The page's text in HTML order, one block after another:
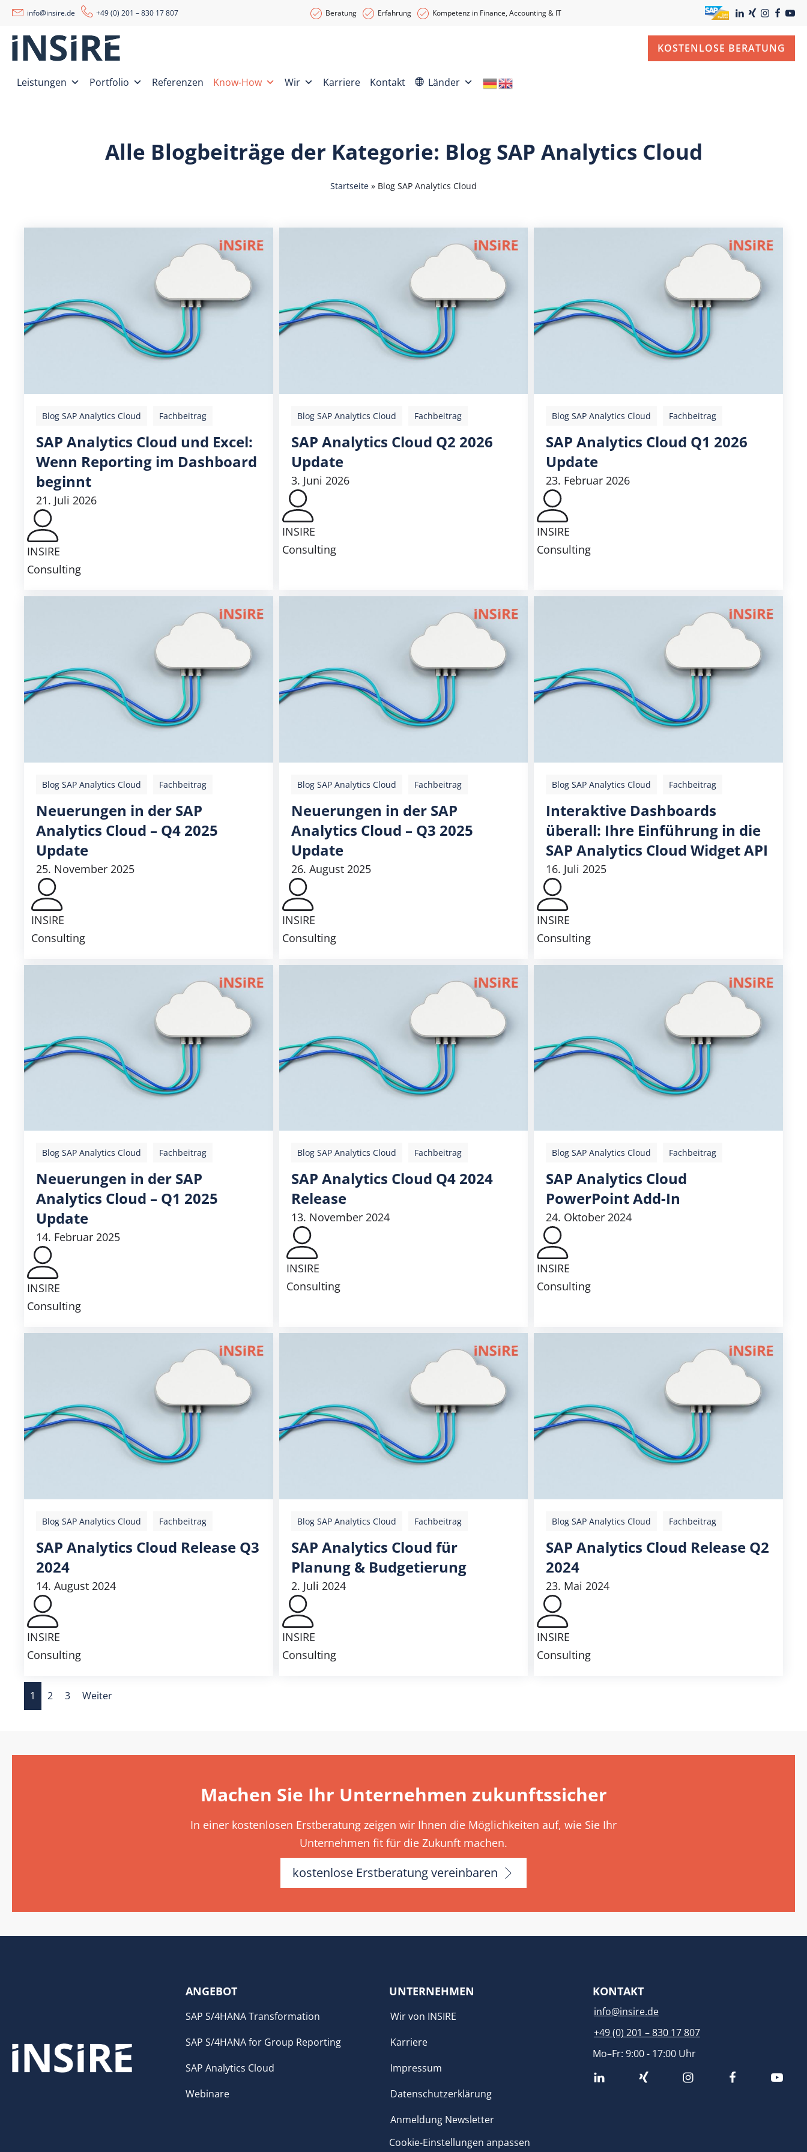
info@insire.de +49 (0) 201 – 830 17 807 Beratung Erfahrung Kompetenz in Finance, Accounting & IT
KOSTENLOSE BERATUNG
Leistungen Portfolio Referenzen Know-How Wir Karriere Kontakt Länder
Alle Blogbeiträge der Kategorie: Blog SAP Analytics Cloud
Startseite » Blog SAP Analytics Cloud
Blog SAP Analytics Cloud Fachbeitrag
SAP Analytics Cloud und Excel:
Wenn Reporting im Dashboard
beginnt
21. Juli 2026
INSIRE
Consulting
Blog SAP Analytics Cloud Fachbeitrag
SAP Analytics Cloud Q2 2026
Update
3. Juni 2026
INSIRE
Consulting
Blog SAP Analytics Cloud Fachbeitrag
SAP Analytics Cloud Q1 2026
Update
23. Februar 2026
INSIRE
Consulting
Blog SAP Analytics Cloud Fachbeitrag
Neuerungen in der SAP
Analytics Cloud – Q4 2025
Update
25. November 2025
INSIRE
Consulting
Blog SAP Analytics Cloud Fachbeitrag
Neuerungen in der SAP
Analytics Cloud – Q3 2025
Update
26. August 2025
INSIRE
Consulting
Blog SAP Analytics Cloud Fachbeitrag
Interaktive Dashboards
überall: Ihre Einführung in die
SAP Analytics Cloud Widget API
16. Juli 2025
INSIRE
Consulting
Blog SAP Analytics Cloud Fachbeitrag
Neuerungen in der SAP
Analytics Cloud – Q1 2025
Update
14. Februar 2025
INSIRE
Consulting
Blog SAP Analytics Cloud Fachbeitrag
SAP Analytics Cloud Q4 2024
Release
13. November 2024
INSIRE
Consulting
Blog SAP Analytics Cloud Fachbeitrag
SAP Analytics Cloud
PowerPoint Add-In
24. Oktober 2024
INSIRE
Consulting
Blog SAP Analytics Cloud Fachbeitrag
SAP Analytics Cloud Release Q3
2024
14. August 2024
INSIRE
Consulting
Blog SAP Analytics Cloud Fachbeitrag
SAP Analytics Cloud für
Planung & Budgetierung
2. Juli 2024
INSIRE
Consulting
Blog SAP Analytics Cloud Fachbeitrag
SAP Analytics Cloud Release Q2
2024
23. Mai 2024
INSIRE
Consulting
1 2 3 Weiter
Machen Sie Ihr Unternehmen zukunftssicher
In einer kostenlosen Erstberatung zeigen wir Ihnen die Möglichkeiten auf, wie Sie Ihr
Unternehmen fit für die Zukunft machen.
kostenlose Erstberatung vereinbaren
ANGEBOT
SAP S/4HANA Transformation
SAP S/4HANA for Group Reporting
SAP Analytics Cloud
Webinare
UNTERNEHMEN
Wir von INSIRE
Karriere
Impressum
Datenschutzerklärung
Anmeldung Newsletter
Cookie-Einstellungen anpassen
KONTAKT
info@insire.de
+49 (0) 201 – 830 17 807
Mo–Fr: 9:00 - 17:00 Uhr